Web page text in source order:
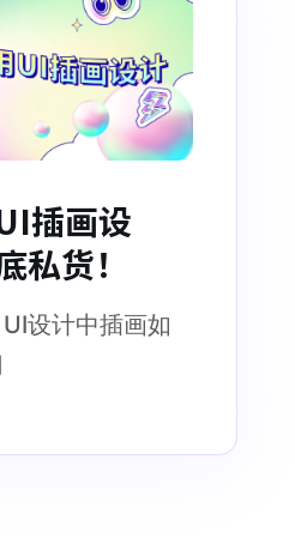
插画设
私货！
设计中插画如